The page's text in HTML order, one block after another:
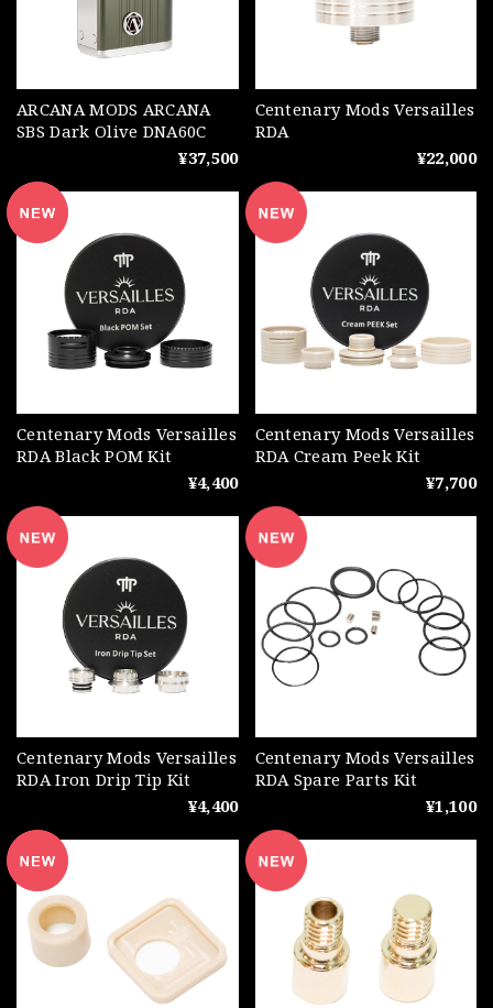
ARCANA MODS ARCANA
SBS Dark Olive DNA60C
¥37,500
Centenary Mods Versailles
RDA
¥22,000
Centenary Mods Versailles
RDA Black POM Kit
¥4,400
Centenary Mods Versailles
RDA Cream Peek Kit
¥7,700
Centenary Mods Versailles
RDA Iron Drip Tip Kit
¥4,400
Centenary Mods Versailles
RDA Spare Parts Kit
¥1,100